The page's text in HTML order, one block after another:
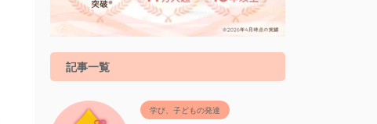
記事一覧
学び、子どもの発達